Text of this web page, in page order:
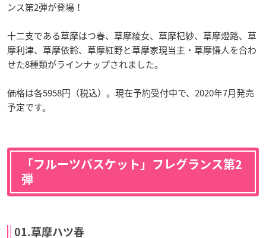
ンス第2弾が登場！
十二支である草摩はつ春、草摩綾女、草摩杞紗、草摩燈路、草
摩利津、草摩依鈴、草摩紅野と草摩家現当主・草摩慊人を合わ
せた8種類がラインナップされました。
価格は各5958円（税込）。現在予約受付中で、2020年7月発売
予定です。
「フルーツバスケット」フレグランス第2
弾
01.草摩ハツ春